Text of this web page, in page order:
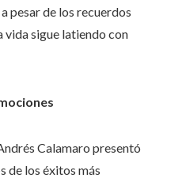
pesar de los recuerdos
vida sigue latiendo con
Calamaro presentó
de los éxitos más